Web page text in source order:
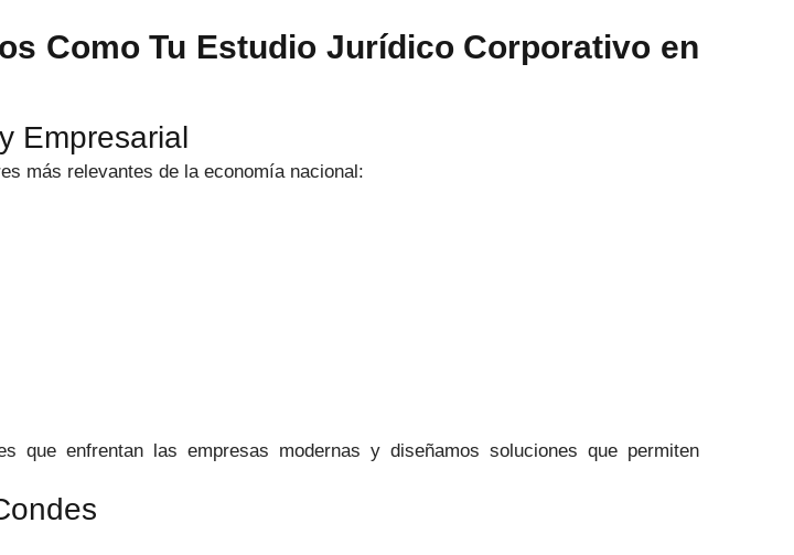
Como Tu Estudio Jurídico Corporativo en
Empresarial
más relevantes de la economía nacional:
que enfrentan las empresas modernas y diseñamos soluciones que permiten